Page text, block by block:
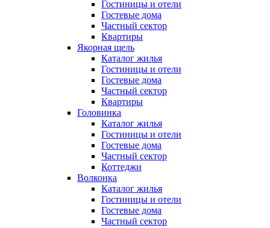
Гостиницы и отели
Гостевые дома
Частный сектор
Квартиры
Якорная щель
Каталог жилья
Гостиницы и отели
Гостевые дома
Частный сектор
Квартиры
Головинка
Каталог жилья
Гостиницы и отели
Гостевые дома
Частный сектор
Коттеджи
Волконка
Каталог жилья
Гостиницы и отели
Гостевые дома
Частный сектор